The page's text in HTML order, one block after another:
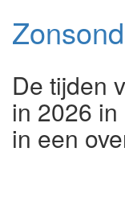
De tijden
in 2026
in een